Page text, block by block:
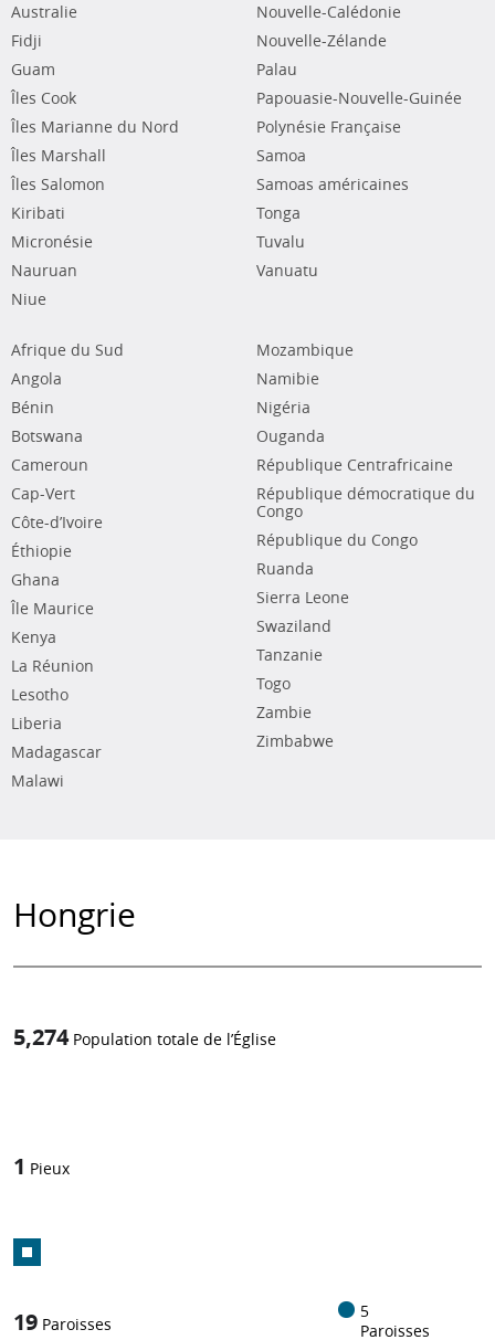
Australie
Fidji
Guam
Îles Cook
Îles Marianne du Nord
Îles Marshall
Îles Salomon
Kiribati
Micronésie
Nauruan
Niue
Nouvelle-Calédonie
Nouvelle-Zélande
Palau
Papouasie-Nouvelle-Guinée
Polynésie Française
Samoa
Samoas américaines
Tonga
Tuvalu
Vanuatu
Afrique du Sud
Angola
Bénin
Botswana
Cameroun
Cap-Vert
Côte-d’Ivoire
Éthiopie
Ghana
Île Maurice
Kenya
La Réunion
Lesotho
Liberia
Madagascar
Malawi
Mozambique
Namibie
Nigéria
Ouganda
République Centrafricaine
République démocratique du
Congo
République du Congo
Ruanda
Sierra Leone
Swaziland
Tanzanie
Togo
Zambie
Zimbabwe
Hongrie
5,274 Population totale de l’Église
1 Pieux
19 Paroisses
5
Paroisses